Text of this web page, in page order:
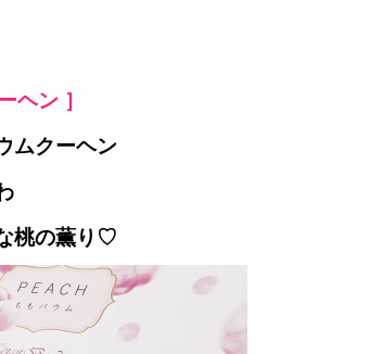
ヘン ］
ムクーヘン
桃の薫り♡